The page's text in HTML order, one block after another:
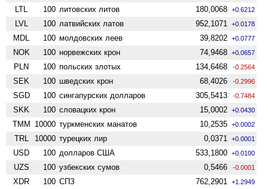
LTL 100 литовских литов 180,0068 +0.6212
LVL 100 латвийских латов 952,1071 +0.0178
MDL 100 молдовских леев 39,8202 +0.0777
NOK 100 норвежских крон 74,9468 +0.0657
PLN 100 польских злотых 134,6468 -0.2564
SEK 100 шведских крон 68,4026 -0.2996
SGD 100 сингапурских долларов 305,5413 -0.7484
SKK 100 словацких крон 15,0002 +0.0430
TMM 10000 туркменских манатов 10,2535 +0.0002
TRL 10000 турецких лир 0,0371 +0.0001
USD 100 долларов США 533,1800 +0.0100
UZS 100 узбекских сумов 0,5466 -0.0001
XDR 100 СПЗ 762,2901 +1.2949